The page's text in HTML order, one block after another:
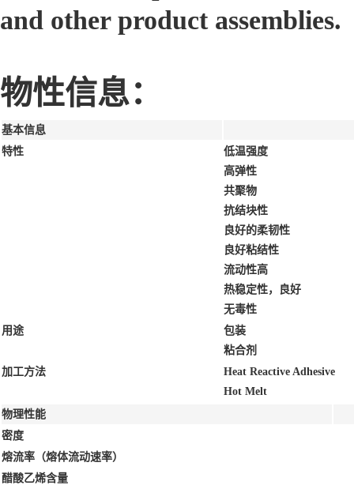
and other product assemblies.
物性信息：
基本信息
特性
低温强度
高弹性
共聚物
抗结块性
良好的柔韧性
良好粘结性
流动性高
热稳定性，良好
无毒性
用途
包装
粘合剂
加工方法
Heat Reactive Adhesive
Hot Melt
物理性能
密度
熔流率（熔体流动速率）
醋酸乙烯含量